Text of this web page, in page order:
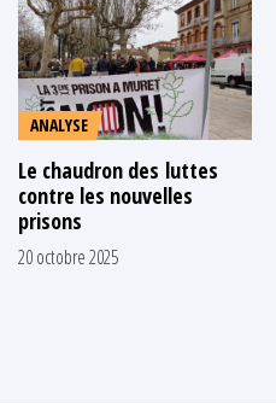
ANALYSE
Le chaudron des luttes
contre les nouvelles
prisons
20 octobre 2025